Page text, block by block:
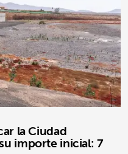
la Ciudad
importe inicial: 7